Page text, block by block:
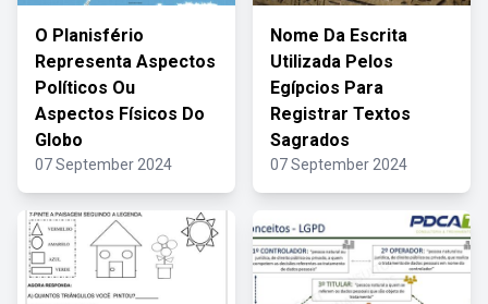
O Planisfério
Representa Aspectos
Políticos Ou
Aspectos Físicos Do
Globo
07 September 2024
Nome Da Escrita
Utilizada Pelos
Egípcios Para
Registrar Textos
Sagrados
07 September 2024